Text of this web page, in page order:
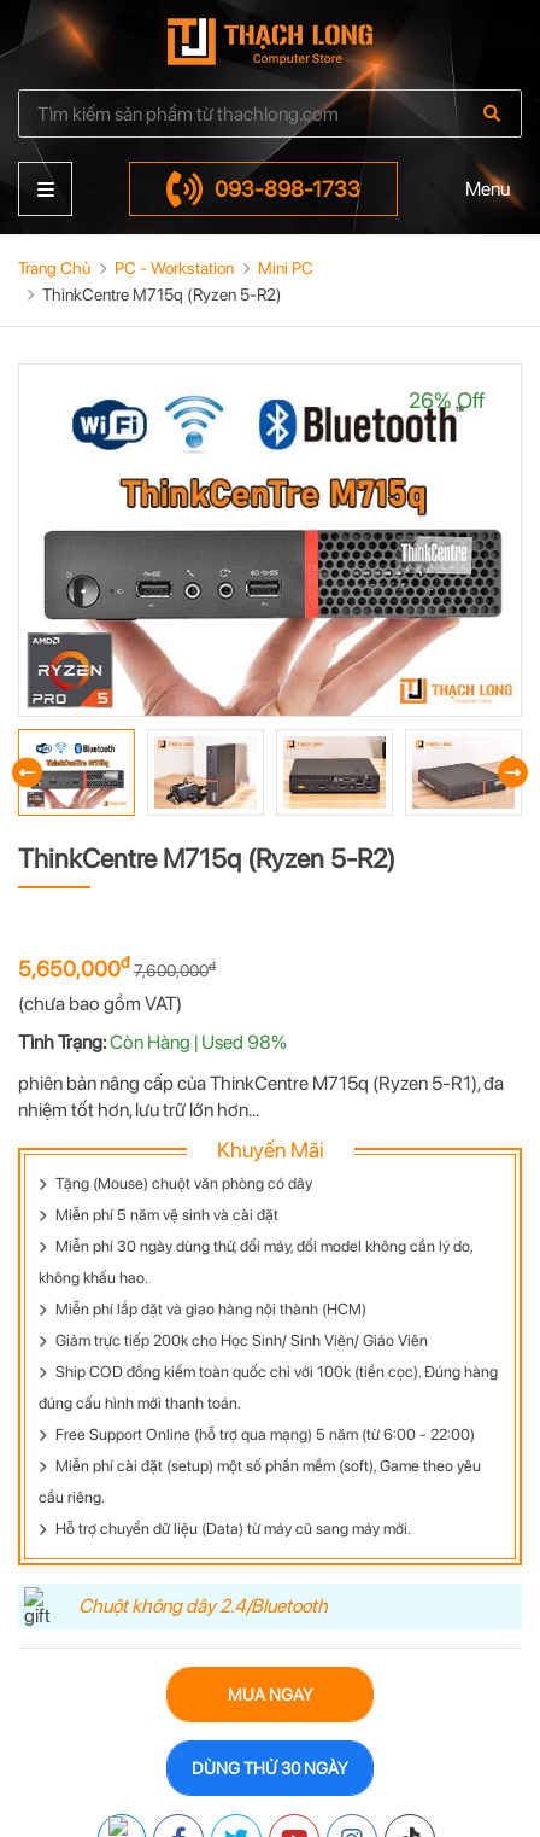
093-898-1733 Menu
Trang Chủ PC - Workstation
Mini PC
ThinkCentre M715q (Ryzen 5-R2)
26% Off
ThinkCentre M715q (Ryzen 5-R2)
5,650,000đ7,600,000đ
(chưa bao gồm VAT)
Tình Trạng:Còn Hàng | Used 98%
phiên bản nâng cấp của ThinkCentre M715q (Ryzen 5-R1), đa
nhiệm tốt hơn, lưu trữ lớn hơn...
Khuyến Mãi
Tặng (Mouse) chuột văn phòng có dây
Miễn phí 5 năm vệ sinh và cài đặt
Miễn phí 30 ngày dùng thử, đổi máy, đổi model không cần lý do,
không khấu hao.
Miễn phí lắp đặt và giao hàng nội thành (HCM)
Giảm trực tiếp 200k cho Học Sinh/ Sinh Viên/ Giáo Viên
Ship COD đồng kiểm toàn quốc chỉ với 100k (tiền cọc). Đúng hàng
đúng cấu hình mới thanh toán.
Free Support Online (hỗ trợ qua mạng) 5 năm (từ 6:00 - 22:00)
Miễn phí cài đặt (setup) một số phần mềm (soft), Game theo yêu
cầu riêng.
Hỗ trợ chuyển dữ liệu (Data) từ máy cũ sang máy mới.
Chuột không dây 2.4/Bluetooth
MUA NGAY
DÙNG THỬ 30 NGÀY